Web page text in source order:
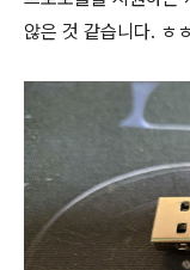
않은 것 같습니다. ㅎㅎ